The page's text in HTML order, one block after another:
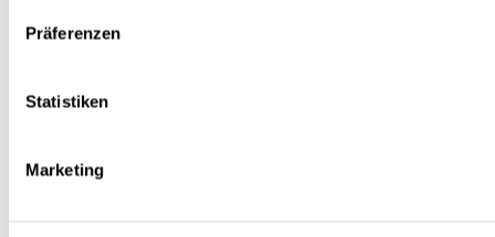
Präferenzen
Statistiken
Marketing